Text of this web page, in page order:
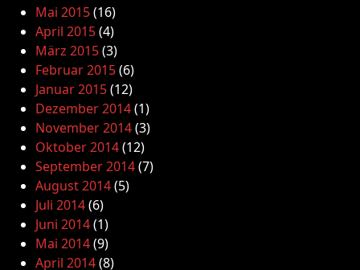
Mai 2015(16)
April 2015(4)
März 2015(3)
Februar 2015(6)
Januar 2015(12)
Dezember 2014(1)
November 2014(3)
Oktober 2014(12)
September 2014(7)
August 2014(5)
Juli 2014(6)
Juni 2014(1)
Mai 2014(9)
April 2014(8)